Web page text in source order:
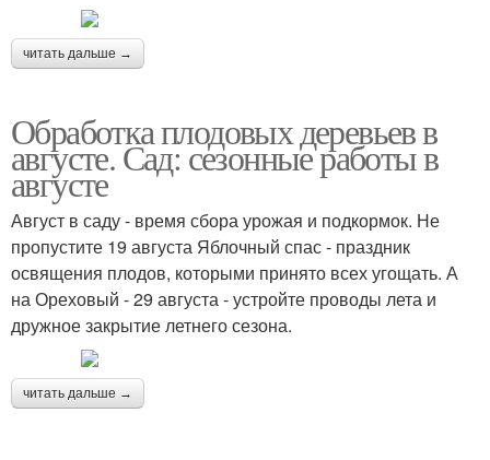
читать дальше →
Обработка плодовых деревьев в
августе. Сад: сезонные работы в
августе
Август в саду - время сбора урожая и подкормок. Не
пропустите 19 августа Яблочный спас - праздник
освящения плодов, которыми принято всех угощать. А
на Ореховый - 29 августа - устройте проводы лета и
дружное закрытие летнего сезона.
читать дальше →